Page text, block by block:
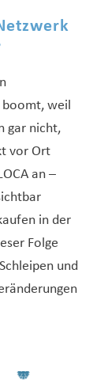
boomt, weil
gar nicht,
vor Ort
an –
in der
Folge
und